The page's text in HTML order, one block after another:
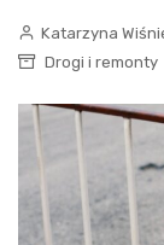
Katarzyna
Drogi i remonty